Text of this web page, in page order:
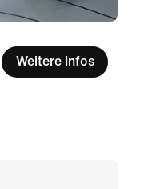
Weitere Infos